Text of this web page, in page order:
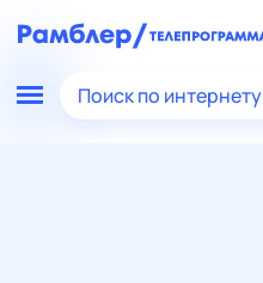
Поиск по интернету